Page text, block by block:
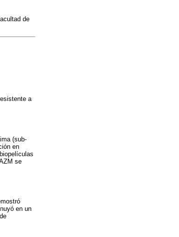
de
a
(sub-
en
se
en un